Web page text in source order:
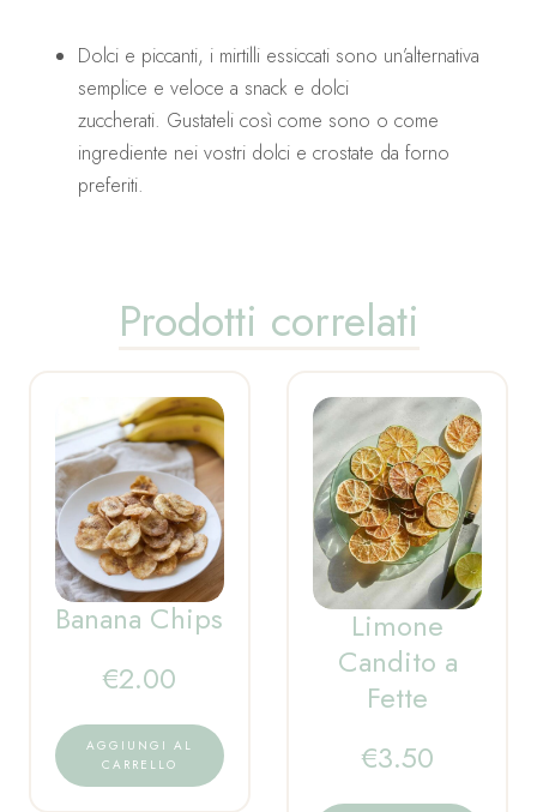
Dolci e piccanti, i mirtilli essiccati sono un’alternativa
semplice e veloce a snack e dolci
zuccherati. Gustateli così come sono o come
ingrediente nei vostri dolci e crostate da forno
preferiti.
Prodotti correlati
Banana Chips
€2.00
AGGIUNGI AL
CARRELLO
Limone
Candito a
Fette
€3.50